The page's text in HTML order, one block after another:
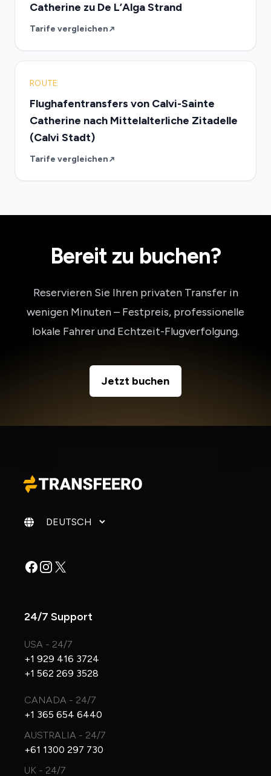
Catherine zu De L’Alga Strand
Tarife vergleichen
ROUTE
Flughafentransfers von Calvi-Sainte
Catherine nach Mittelalterliche Zitadelle
(Calvi Stadt)
Tarife vergleichen
Bereit zu buchen?
Reservieren Sie Ihren privaten Transfer in
wenigen Minuten – Festpreis, professionelle
lokale Fahrer und Echtzeit-Flugverfolgung.
Jetzt buchen
Sprache ändern
Facebook
Instagram
X
24/7 Support
USA - 24/7
+1 929 416 3724
+1 562 269 3528
CANADA - 24/7
+1 365 654 6440
AUSTRALIA - 24/7
+61 1300 297 730
UK - 24/7